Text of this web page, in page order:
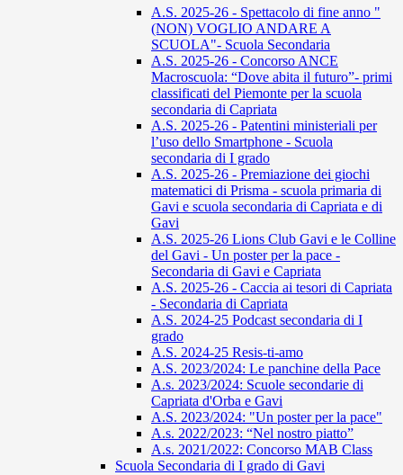
A.S. 2025-26 - Spettacolo di fine anno "
(NON) VOGLIO ANDARE A
SCUOLA"- Scuola Secondaria
A.S. 2025-26 - Concorso ANCE
Macroscuola: “Dove abita il futuro”- primi
classificati del Piemonte per la scuola
secondaria di Capriata
A.S. 2025-26 - Patentini ministeriali per
l’uso dello Smartphone - Scuola
secondaria di I grado
A.S. 2025-26 - Premiazione dei giochi
matematici di Prisma - scuola primaria di
Gavi e scuola secondaria di Capriata e di
Gavi
A.S. 2025-26 Lions Club Gavi e le Colline
del Gavi - Un poster per la pace -
Secondaria di Gavi e Capriata
A.S. 2025-26 - Caccia ai tesori di Capriata
- Secondaria di Capriata
A.S. 2024-25 Podcast secondaria di I
grado
A.S. 2024-25 Resis-ti-amo
A.S. 2023/2024: Le panchine della Pace
A.s. 2023/2024: Scuole secondarie di
Capriata d'Orba e Gavi
A.S. 2023/2024: "Un poster per la pace"
A.s. 2022/2023: “Nel nostro piatto”
A.s. 2021/2022: Concorso MAB Class
Scuola Secondaria di I grado di Gavi